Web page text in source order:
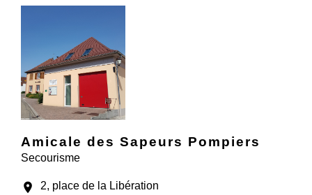
Amicale des Sapeurs Pompiers
Secourisme
location_on
2, place de la Libération